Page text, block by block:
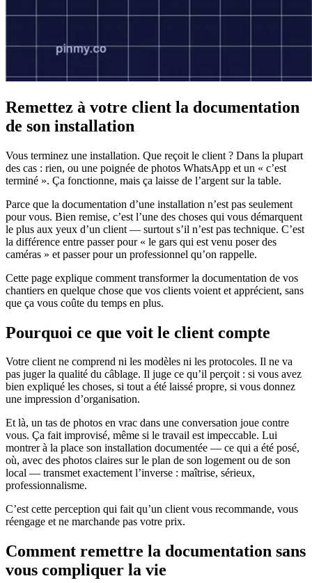
Remettez à votre client la documentation
de son installation
Vous terminez une installation. Que reçoit le client ? Dans la plupart
des cas : rien, ou une poignée de photos WhatsApp et un « c’est
terminé ». Ça fonctionne, mais ça laisse de l’argent sur la table.
Parce que la documentation d’une installation n’est pas seulement
pour vous. Bien remise, c’est l’une des choses qui vous démarquent
le plus aux yeux d’un client — surtout s’il n’est pas technique. C’est
la différence entre passer pour « le gars qui est venu poser des
caméras » et passer pour un professionnel qu’on rappelle.
Cette page explique comment transformer la documentation de vos
chantiers en quelque chose que vos clients voient et apprécient, sans
que ça vous coûte du temps en plus.
Pourquoi ce que voit le client compte
Votre client ne comprend ni les modèles ni les protocoles. Il ne va
pas juger la qualité du câblage. Il juge ce qu’il perçoit : si vous avez
bien expliqué les choses, si tout a été laissé propre, si vous donnez
une impression d’organisation.
Et là, un tas de photos en vrac dans une conversation joue contre
vous. Ça fait improvisé, même si le travail est impeccable. Lui
montrer à la place son installation documentée — ce qui a été posé,
où, avec des photos claires sur le plan de son logement ou de son
local — transmet exactement l’inverse : maîtrise, sérieux,
professionnalisme.
C’est cette perception qui fait qu’un client vous recommande, vous
réengage et ne marchande pas votre prix.
Comment remettre la documentation sans
vous compliquer la vie